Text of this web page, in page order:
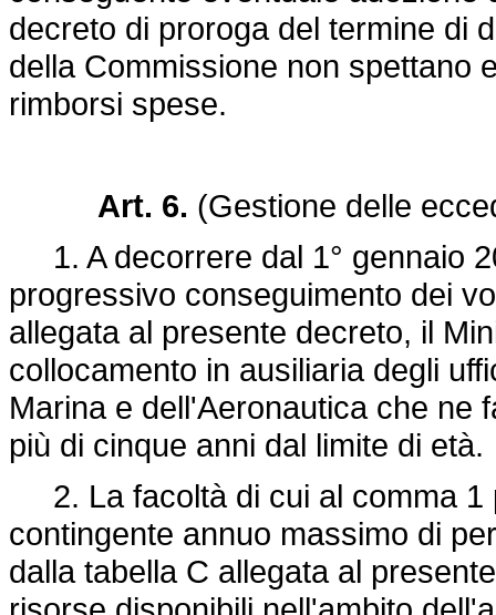
decreto di proroga del termine di
della Commissione non spettano
rimborsi spese.
Art. 6. (Gestione delle
1. A decorrere dal 1° gennaio
progressivo conseguimento dei
allegata al presente decreto, il
collocamento in ausiliaria degli
Marina e dell'Aeronautica che ne
più di cinque anni dal limite di età.
2. La facoltà di cui al comma 1
contingente annuo massimo di
dalla tabella C allegata al